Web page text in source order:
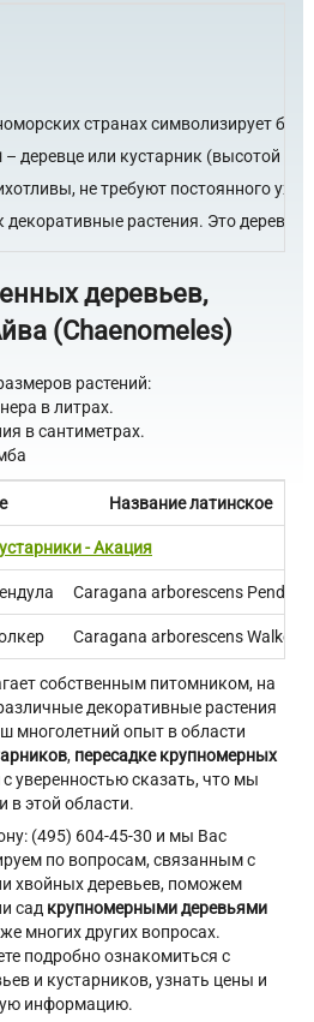
странах символизирует
– деревце или кустарник (высотой
не требуют постоянного
декоративные растения. Это
деревьев,
(Chaenomeles)
растений:
в литрах.
в сантиметрах.
Название латинское
- Акация
Caragana arborescens Pendula
Caragana arborescens Walker
собственным питомником, на
декоративные растения
многолетний опыт в области
, пересадке крупномерных
уверенностью сказать, что мы
в этой области.
(495) 604-45-30 и мы Вас
по вопросам, связанным с
хвойных деревьев, поможем
сад крупномерными деревьями
многих других вопросах.
подробно ознакомиться с
и кустарников, узнать цены и
информацию.